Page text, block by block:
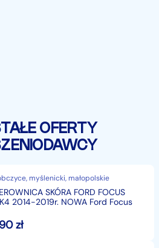
OFERTY
myślenicki, małopolskie
SKÓRA FORD FOCUS
2014-2019r. NOWA Ford Focus
zł